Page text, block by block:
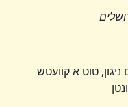
טוט א קוועטש